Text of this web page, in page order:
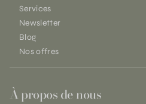
Services
Newsletter
Blog
Nos offres
À propos de nous